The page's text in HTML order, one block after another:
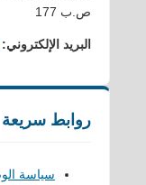
ص.ب 177
البريد الإلكتروني:
روابط سريعة
سياسة